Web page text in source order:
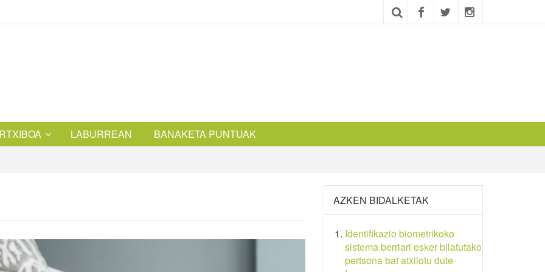
LABURREAN BANAKETA PUNTUAK
AZKEN BIDALKETAK
Identifikazio biometrikoko
sistema berriari esker bilatutako
pertsona bat atxilotu dute